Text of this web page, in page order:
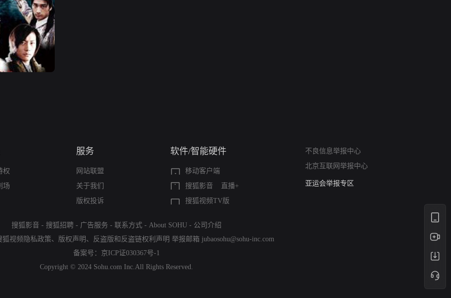
权
场
服务
网站联盟
关于我们
版权投诉
软件/智能硬件
移动客户端
搜狐影音
直播+
搜狐视频TV版
不良信息举报中心
北京互联网举报中心
算法推荐专项举报
亚运会举报专区
搜狐影音 - 搜狐招聘 - 广告服务 - 联系方式 - About SOHU - 公司介绍
狐视频隐私政策、 版权声明 、 反盗版和反盗链权利声明 举报邮箱 jubaosohu@sohu-inc.com
备案号： 京ICP证030367号-1
Copyright © 2024 Sohu.com Inc.All Rights Reserved.